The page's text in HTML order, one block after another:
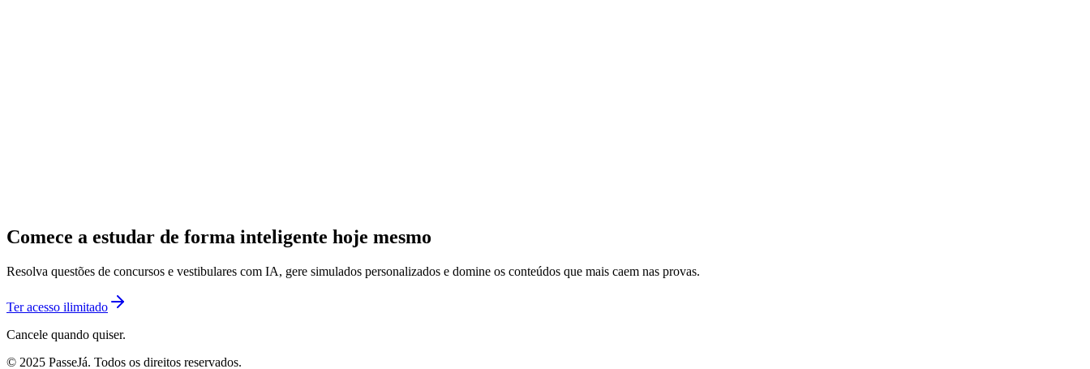
Comece a estudar de forma inteligente hoje mesmo
Resolva questões de concursos e vestibulares com IA, gere simulados personalizados e domine os conteúdos que mais caem nas provas.
Ter acesso ilimitado
Cancele quando quiser.
© 2025 PasseJá. Todos os direitos reservados.